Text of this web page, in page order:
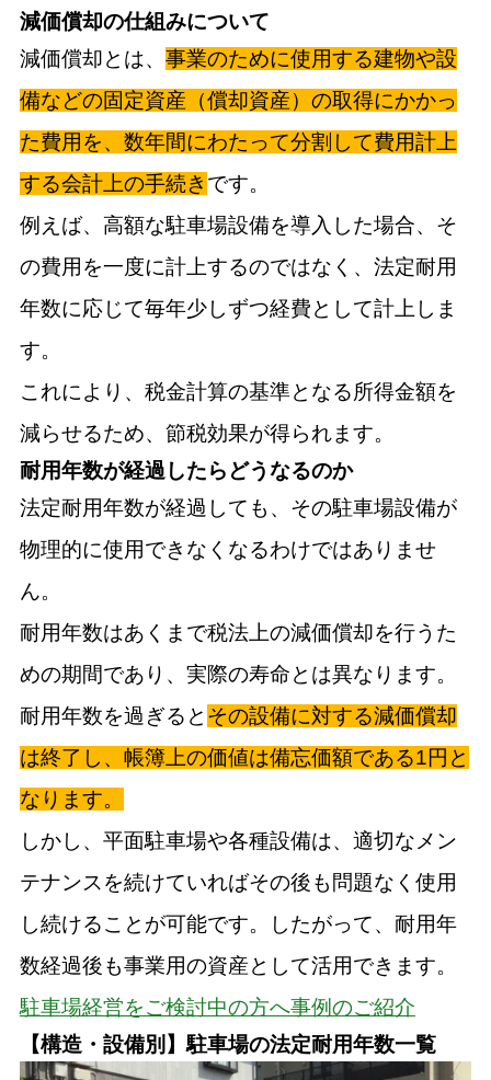
減価償却の仕組みについて
減価償却とは、 事業のために使用する建物や設
備などの固定資産（償却資産）の取得にかかっ
た費用を、数年間にわたって分割して費用計上
する会計上の手続き です。
例えば、高額な駐車場設備を導入した場合、そ
の費用を一度に計上するのではなく、法定耐用
年数に応じて毎年少しずつ経費として計上しま
す。
これにより、税金計算の基準となる所得金額を
減らせるため、節税効果が得られます。
耐用年数が経過したらどうなるのか
法定耐用年数が経過しても、その駐車場設備が
物理的に使用できなくなるわけではありませ
ん。
耐用年数はあくまで税法上の減価償却を行うた
めの期間であり、実際の寿命とは異なります。
耐用年数を過ぎると その設備に対する減価償却
は終了し、帳簿上の価値は備忘価額である1円と
なります。
しかし、平面駐車場や各種設備は、適切なメン
テナンスを続けていればその後も問題なく使用
し続けることが可能です。したがって、耐用年
数経過後も事業用の資産として活用できます。
駐車場経営をご検討中の方へ事例のご紹介
【構造・設備別】駐車場の法定耐用年数一覧